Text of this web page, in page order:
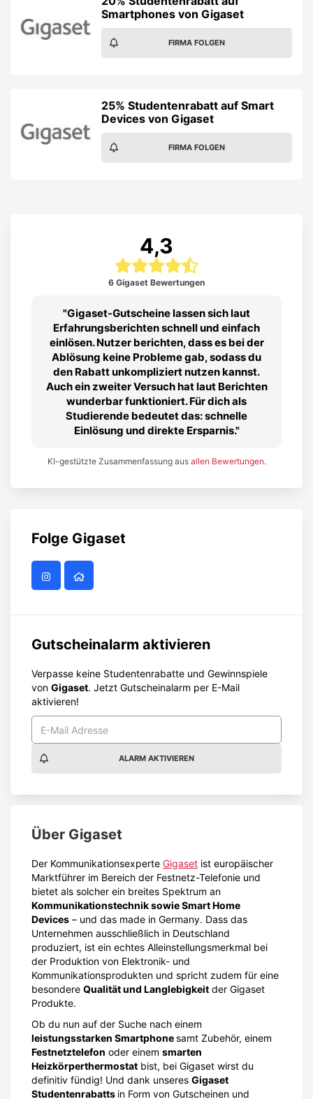
Smartphones von Gigaset
FIRMA FOLGEN
25% Studentenrabatt auf Smart
Devices von Gigaset
FIRMA FOLGEN
4,3
6 Gigaset Bewertungen
Gigaset-Gutscheine lassen sich laut
Erfahrungsberichten schnell und einfach
einlösen. Nutzer berichten, dass es bei der
Ablösung keine Probleme gab, sodass du
den Rabatt unkompliziert nutzen kannst.
Auch ein zweiter Versuch hat laut Berichten
wunderbar funktioniert. Für dich als
Studierende bedeutet das: schnelle
Einlösung und direkte Ersparnis.
KI-gestützte Zusammenfassung aus allen Bewertungen.
Folge Gigaset
Gutscheinalarm aktivieren
Verpasse keine Studentenrabatte und Gewinnspiele
von Gigaset. Jetzt Gutscheinalarm per E-Mail
aktivieren!
ALARM AKTIVIEREN
Über Gigaset
Der Kommunikationsexperte Gigaset ist europäischer
Marktführer im Bereich der Festnetz-Telefonie und
bietet als solcher ein breites Spektrum an
Kommunikationstechnik sowie Smart Home
Devices – und das made in Germany. Dass das
Unternehmen ausschließlich in Deutschland
produziert, ist ein echtes Alleinstellungsmerkmal bei
der Produktion von Elektronik- und
Kommunikationsprodukten und spricht zudem für eine
besondere Qualität und Langlebigkeit der Gigaset
Produkte.
Ob du nun auf der Suche nach einem
leistungsstarken Smartphonesamt Zubehör, einem
Festnetztelefon oder einem smarten
Heizkörperthermostat bist, bei Gigaset wirst du
definitiv fündig! Und dank unseres Gigaset
Studentenrabatts in Form von Gutscheinen und